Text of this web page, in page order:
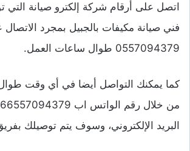
اتصل على أرقام شركة إلكترو صيانة
فني صيانة مكيفات بالجبيل بمجرد الاتصال
0557094379 طوال ساعات العمل.
كما يمكنك التواصل أيضا في أي وقت طوال
البريد الإلكتروني، وسوف يتم توصيلك